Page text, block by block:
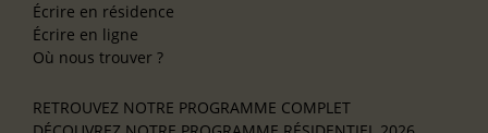
Écrire en résidence
Écrire en ligne
Où nous trouver ?
RETROUVEZ NOTRE PROGRAMME COMPLET